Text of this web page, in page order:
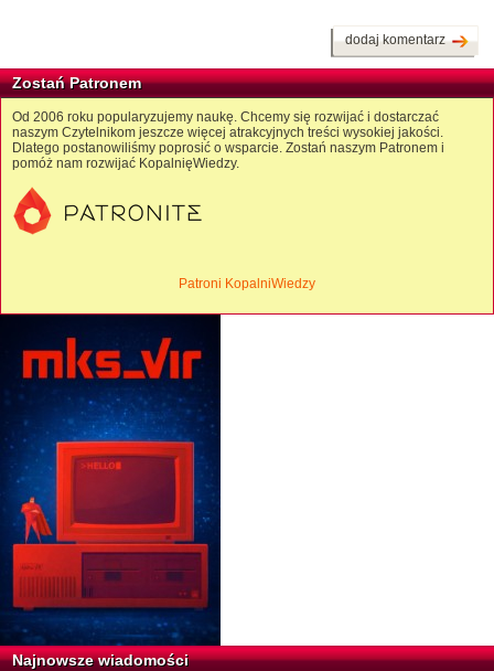
dodaj komentarz
Zostań Patronem
Od 2006 roku popularyzujemy naukę. Chcemy się rozwijać i dostarczać
naszym Czytelnikom jeszcze więcej atrakcyjnych treści wysokiej jakości.
Dlatego postanowiliśmy poprosić o wsparcie. Zostań naszym Patronem i
pomóż nam rozwijać KopalnięWiedzy.
Patroni KopalniWiedzy
Najnowsze wiadomości